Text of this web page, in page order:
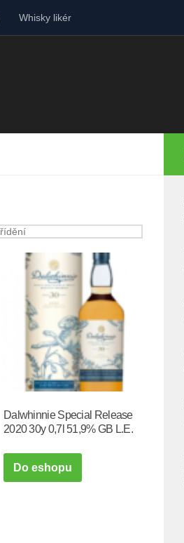
Whisky likér
Dalwhinnie Special Release
2020 30y 0,7l 51,9% GB L.E.
Do eshopu